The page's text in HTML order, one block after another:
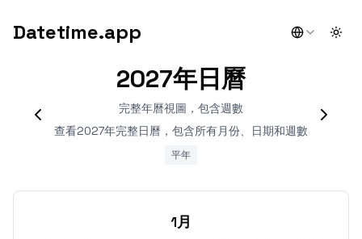
Datetime.app
2027年日曆
完整年曆視圖，包含週數
查看2027年完整日曆，包含所有月份、日期和週數
平年
1月